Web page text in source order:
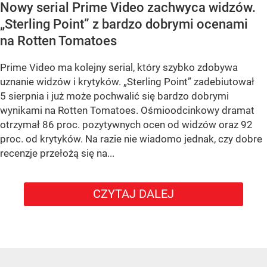
Nowy serial Prime Video zachwyca widzów.
„Sterling Point” z bardzo dobrymi ocenami
na Rotten Tomatoes
Prime Video ma kolejny serial, który szybko zdobywa
uznanie widzów i krytyków. „Sterling Point” zadebiutował
5 sierpnia i już może pochwalić się bardzo dobrymi
wynikami na Rotten Tomatoes. Ośmioodcinkowy dramat
otrzymał 86 proc. pozytywnych ocen od widzów oraz 92
proc. od krytyków. Na razie nie wiadomo jednak, czy dobre
recenzje przełożą się na...
CZYTAJ DALEJ